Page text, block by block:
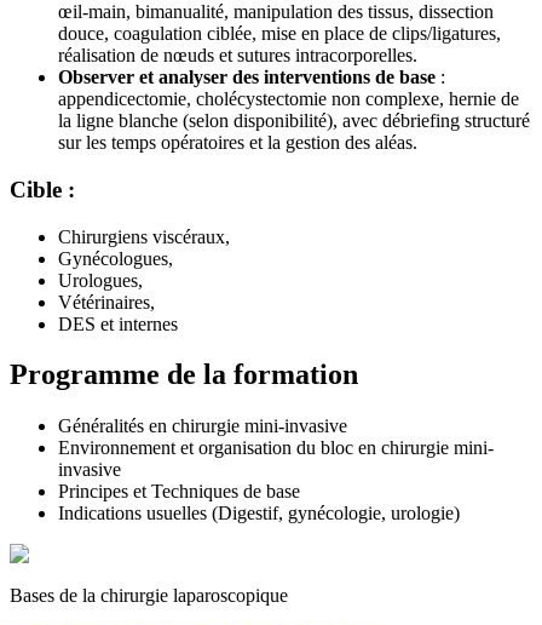
œil-main, bimanualité, manipulation des tissus, dissection
douce, coagulation ciblée, mise en place de clips/ligatures,
réalisation de nœuds et sutures intracorporelles.
Observer et analyser des interventions de base :
appendicectomie, cholécystectomie non complexe, hernie de
la ligne blanche (selon disponibilité), avec débriefing structuré
sur les temps opératoires et la gestion des aléas.
Cible :
Chirurgiens viscéraux,
Gynécologues,
Urologues,
Vétérinaires,
DES et internes
Programme de la formation
Généralités en chirurgie mini-invasive
Environnement et organisation du bloc en chirurgie mini-
invasive
Principes et Techniques de base
Indications usuelles (Digestif, gynécologie, urologie)
Bases de la chirurgie laparoscopique